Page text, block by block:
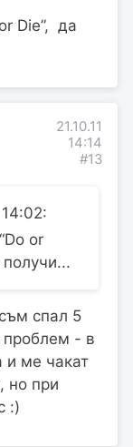
Die”, да
21.10.11
14:14
#13
or
спал 5
проблем - в
ме чакат
но при
:)